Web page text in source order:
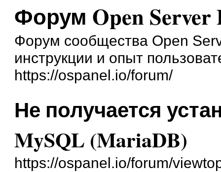
Форум Open Server
Форум сообщества Open
инструкции и опыт
https://ospanel.io/forum/
Не получается
MySQL (MariaDB)
https://ospanel.io/forum/